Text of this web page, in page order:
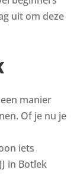
uit om deze
manier
Of je nu je
iets
in Botlek